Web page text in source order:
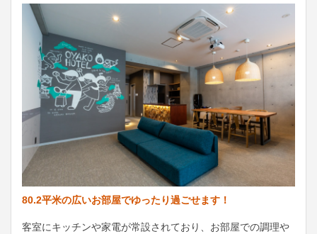
80.2平米の広いお部屋でゆったり過ごせます！
客室にキッチンや家電が常設されており、お部屋での調理や